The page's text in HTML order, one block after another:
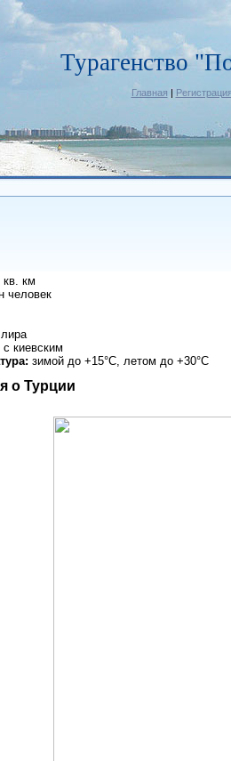
Турагенство
Главная | Регистрация
кв. км
человек
киевским
зимой до +15°С, летом до +30°С
о Турции